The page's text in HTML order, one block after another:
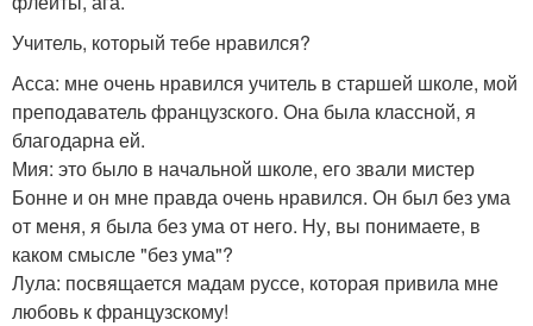
Учитель, который тебе нравился?
Асса: мне очень нравился учитель в старшей школе, мой
преподаватель французского. Она была классной, я
благодарна ей.
Мия: это было в начальной школе, его звали мистер
Бонне и он мне правда очень нравился. Он был без ума
от меня, я была без ума от него. Ну, вы понимаете, в
каком смысле "без ума"?
Лула: посвящается мадам руссе, которая привила мне
любовь к французскому!